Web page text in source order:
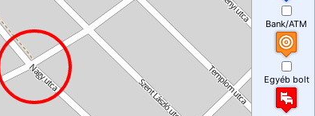
Bank/ATM
Egyéb bolt